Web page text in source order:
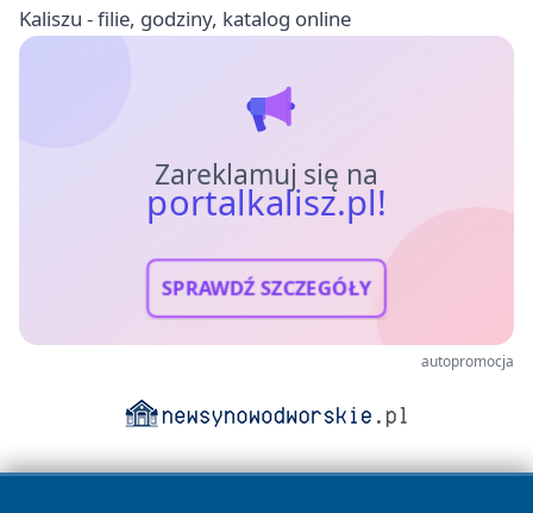
Kaliszu - filie, godziny, katalog online
Zareklamuj się na
portalkalisz.pl!
SPRAWDŹ SZCZEGÓŁY
autopromocja